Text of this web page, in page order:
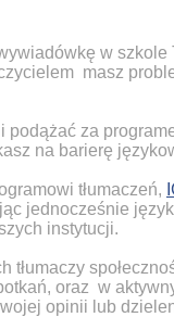
w
masz
podążać za
na barierę
tłumaczeń,
jednocześnie
instytucji.
tłumaczy
oraz w
opinii lub